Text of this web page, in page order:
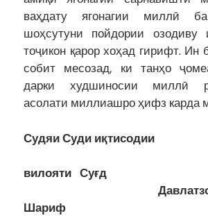
ваҳдату ягонагии миллӣ
шоҳсутуни пойдории озодиву
тоҷикон қарор хоҳад гирифт. Ин
собит месозад, ки танҳо
дарки худшиносии миллӣ
асолати миллиашро ҳифз карда
Судяи Суди иқтисодии
вилояти
Давлатзода
Шариф